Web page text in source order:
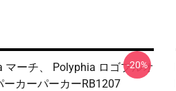
マーチ、 Polyphia ロゴプルオ
ーカーパーカーRB1207
-20%